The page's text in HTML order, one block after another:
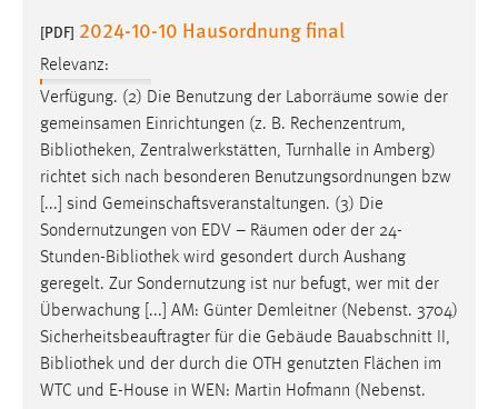
[PDF] 2024-10-10 Hausordnung final
Relevanz:
Verfügung. (2) Die Benutzung der Laborräume sowie der
gemeinsamen Einrichtungen (z. B. Rechenzentrum,
Bibliotheken, Zentralwerkstätten, Turnhalle in Amberg)
richtet sich nach besonderen Benutzungsordnungen bzw
[...] sind Gemeinschaftsveranstaltungen. (3) Die
Sondernutzungen von EDV – Räumen oder der 24-
Stunden-Bibliothek wird gesondert durch Aushang
geregelt. Zur Sondernutzung ist nur befugt, wer mit der
Überwachung [...] AM: Günter Demleitner (Nebenst. 3704)
Sicherheitsbeauftragter für die Gebäude Bauabschnitt II,
Bibliothek und der durch die OTH genutzten Flächen im
WTC und E-House in WEN: Martin Hofmann (Nebenst.
MARKETING
Marketing Cookies werden von Drittanbietern
verwendet, um personalisierte Werbung anzuzeigen.
Sie tun dies, indem sie Besucher über Websites
hinweg verfolgen.
Google Ads
Name:
_gcl_au
Anbieter:
Google Ireland Limited